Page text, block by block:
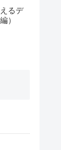
るデ
）